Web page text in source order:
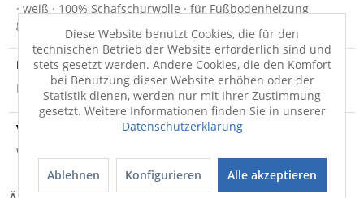
· weiß · 100% Schafschurwolle · für Fußbodenheizung
geeignet · umkettelte Außenkante ·...
Produktsicherheit
Produktsicherheit
Versandinfo
Weitere Informationen zum Versand...
Diese Website benutzt Cookies, die für den
technischen Betrieb der Website erforderlich sind und
stets gesetzt werden. Andere Cookies, die den Komfort
bei Benutzung dieser Website erhöhen oder der
Statistik dienen, werden nur mit Ihrer Zustimmung
gesetzt. Weitere Informationen finden Sie in unserer
Datenschutzerklärung
Ablehnen Konfigurieren Alle akzeptieren